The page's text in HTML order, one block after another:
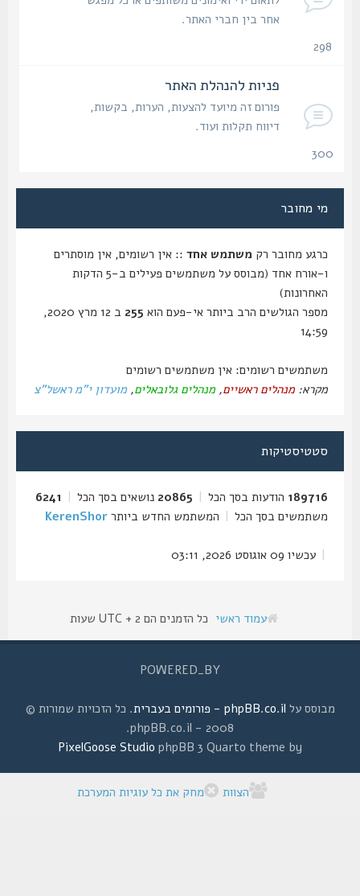
אחר בין חברי האתר.
פניות להנהלת האתר
פורום זה מיועד להצעות, הערות, בקשות,
דיווח תקלות ועוד.
מי מחובר
כרגע מחובר רקמשתמש אחד :: אין רשומים, אין מוסתרים
ו-אורח אחד (מבוסס על משתמשים פעילים ב-5 הדקות
האחרונות)
מספר הגולשים הרב ביותר אי-פעם הוא255
ב 12 מרץ 2020,
14:59
משתמשים רשומים: אין משתמשים רשומים
מקרא:מנהלים ראשיים,מנהלים גלובאלים,מועדון י"מ ראשל"צ
סטטיסטיקות
189716הודעות בסך הכל |
20865נושאים בסך הכל |
6241
משתמשים בסך הכל |המשתמש החדש ביותרKerenShor
עכשיו 09 אוגוסט 2026, 03:11
עמוד ראשי כל הזמנים הם UTC + 2 שעות
POWERED_BY
מבוסס עלphpBB.co.il - פורומים בעברית
. כל הזכויות שמורות ©
2008 - phpBB.co.il.
phpBB 3 Quarto theme by
PixelGoose Studio
הצוות מחק את כל עוגיות המערכת